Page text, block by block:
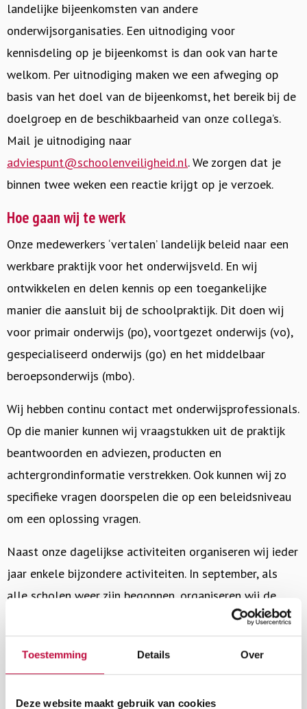
Toestemming Details Over
Deze website maakt gebruik van cookies
landelijke bijeenkomsten van andere
onderwijsorganisaties. Een uitnodiging voor
kennisdeling op je bijeenkomst is dan ook van harte
welkom. Per uitnodiging maken we een afweging op
basis van het doel van de bijeenkomst, het bereik bij de
doelgroep en de beschikbaarheid van onze collega’s.
Mail je uitnodiging naar
adviespunt@schoolenveiligheid.nl. We zorgen dat je
binnen twee weken een reactie krijgt op je verzoek.
Hoe gaan wij te werk
Onze medewerkers ‘vertalen’ landelijk beleid naar een
werkbare praktijk voor het onderwijsveld. En wij
ontwikkelen en delen kennis op een toegankelijke
manier die aansluit bij de schoolpraktijk. Dit doen wij
voor primair onderwijs (po), voortgezet onderwijs (vo),
gespecialiseerd onderwijs (go) en het middelbaar
beroepsonderwijs (mbo).
Wij hebben continu contact met onderwijsprofessionals.
Op die manier kunnen wij vraagstukken uit de praktijk
beantwoorden en adviezen, producten en
achtergrondinformatie verstrekken. Ook kunnen wij zo
specifieke vragen doorspelen die op een beleidsniveau
om een oplossing vragen.
Naast onze dagelijkse activiteiten organiseren wij ieder
jaar enkele bijzondere activiteiten. In september, als
alle scholen weer zijn begonnen, organiseren wij de
. In het voorjaar is het jaarlijkse
congresMet Alle Respect.
Landelijk platform en kennispartner
School & Veiligheid is een landelijk platform voor